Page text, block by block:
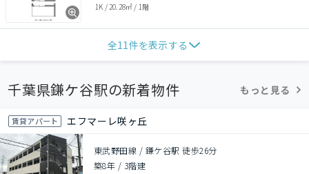
1K / 20.28㎡ / 1階
全11件を表示する
千葉県鎌ケ谷駅の新着物件 もっと見る
賃貸アパート エフマーレ咲ヶ丘
東武野田線 / 鎌ケ谷駅 徒歩26分
築8年 / 3階建